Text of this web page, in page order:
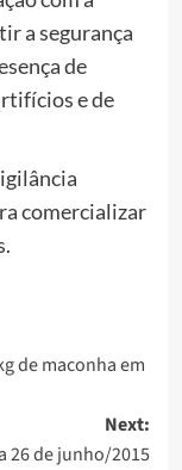
a segurança
de
e de
comercializar
de maconha em
Next:
26 de junho/2015